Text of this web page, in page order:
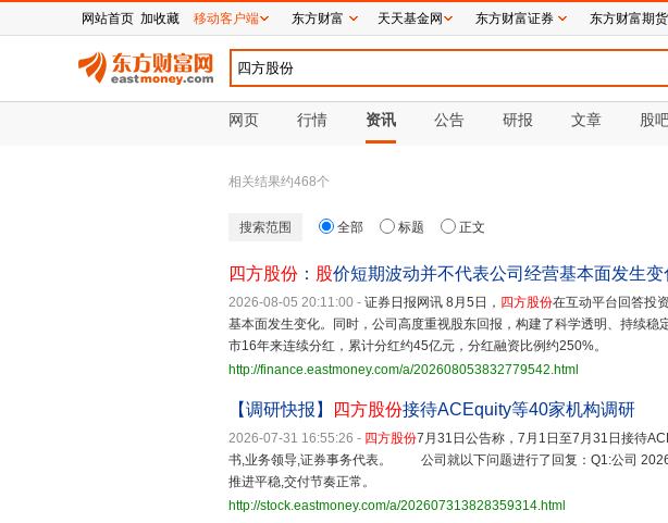
网页 行情 资讯 公告 研报 文章 股
相关结果约468个
搜索范围 全部 标题 正文
四方股份 ： 股价短期波动并不代表公司经营基本面发生变
2026-08-05 20:11:00 - 证券日报网讯 8月5日， 四方股份在互动平台回答投
基本面发生变化。同时，公司高度重视股东回报，构建了科学透明、持续
市16年来连续分红，累计分红约45亿元，分红融资比例约250%。
http://finance.eastmoney.com/a/202608053832779542.html
【调研快报】 四方股份接待ACEquity等40家机构调研
2026-07-31 16:55:26 - 四方股份7月31日公告称，7月1日至7月31日接待
书,业务领导,证券事务代表。 公司就以下问题进行了回复：Q1:公司
推进平稳,交付节奏正常。
http://stock.eastmoney.com/a/202607313828359314.html
网站首页 加收藏 移动客户端 东方财富 天天基金网 东方财富证券 东方财富期货